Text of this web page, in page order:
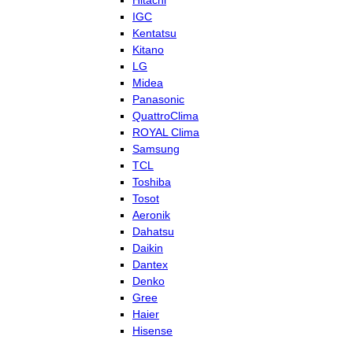
IGC
Kentatsu
Kitano
LG
Midea
Panasonic
QuattroClima
ROYAL Clima
Samsung
TCL
Toshiba
Tosot
Aeronik
Dahatsu
Daikin
Dantex
Denko
Gree
Haier
Hisense